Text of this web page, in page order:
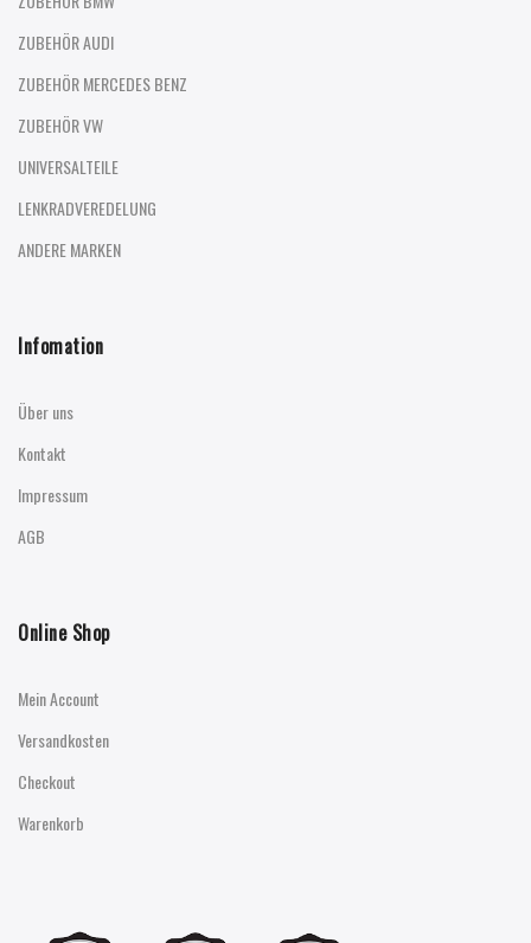
ZUBEHÖR AUDI
ZUBEHÖR MERCEDES BENZ
ZUBEHÖR VW
UNIVERSALTEILE
LENKRADVEREDELUNG
ANDERE MARKEN
Infomation
Über uns
Kontakt
Impressum
AGB
Online Shop
Mein Account
Versandkosten
Checkout
Warenkorb